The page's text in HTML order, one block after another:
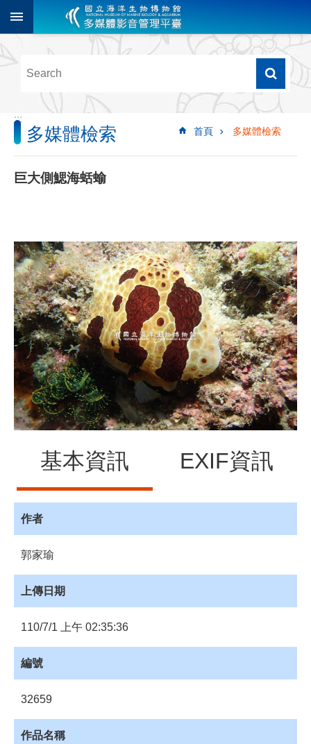
跳到主要內容區塊
階
尋
多
媒
體
檢
像
影
音
音
源
訊
息
發
布
諮
詢
會
員
專
區
館
員
網
站
:::
首頁 多媒體檢索
多媒體檢索
巨大側鰓海蛞蝓
基本資訊 EXIF資訊
作者
郭家瑜
上傳日期
110/7/1 上午 02:35:36
編號
32659
作品名稱